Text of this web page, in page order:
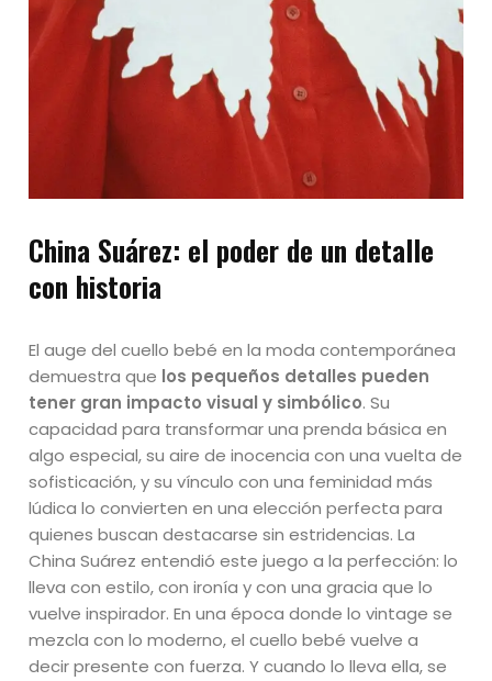
China Suárez: el poder de un detalle
con historia
El auge del cuello bebé en la moda contemporánea
demuestra que los pequeños detalles pueden
tener gran impacto visual y simbólico. Su
capacidad para transformar una prenda básica en
algo especial, su aire de inocencia con una vuelta de
sofisticación, y su vínculo con una feminidad más
lúdica lo convierten en una elección perfecta para
quienes buscan destacarse sin estridencias. La
China Suárez entendió este juego a la perfección: lo
lleva con estilo, con ironía y con una gracia que lo
vuelve inspirador. En una época donde lo vintage se
mezcla con lo moderno, el cuello bebé vuelve a
decir presente con fuerza. Y cuando lo lleva ella, se